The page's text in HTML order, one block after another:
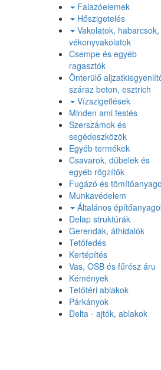
Falazóelemek
Hőszigetelés
Vakolatok, habarcsok,
vékonyvakolatok
Csempe és egyéb
ragasztók
Önterülő
száraz beton, esztrich
Vízszigetlések
Minden ami festés
Szerszámok és
segédeszközök
Egyéb termékek
Csavarok, dűbelek és
egyéb rögzítők
Fugázó és
Munkavédelem
Általános
Delap struktúrák
Gerendák, áthidalók
Tetőfedés
Kertépítés
Vas, OSB és fűrész áru
Kémények
Tetőtéri ablakok
Párkányok
Delta - ajtók, ablakok